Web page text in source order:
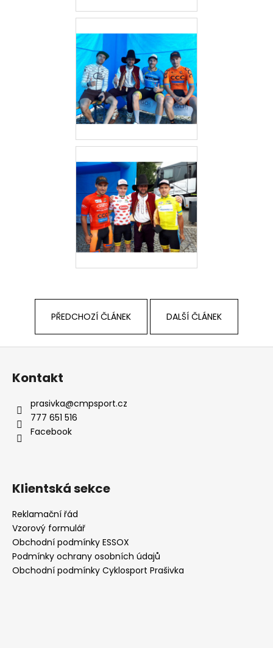
PŘEDCHOZÍ ČLÁNEK DALŠÍ ČLÁNEK
Kontakt
prasivka@cmpsport.cz
777 651 516
Facebook
Klientská sekce
Reklamační řád
Vzorový formulář
Obchodní podmínky ESSOX
Podmínky ochrany osobních údajů
Obchodní podmínky Cyklosport Prašivka